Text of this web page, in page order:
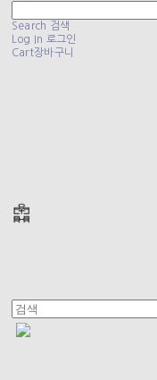
Search 검색
Log In 로그인
Cart장바구니